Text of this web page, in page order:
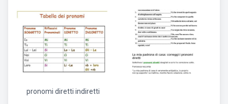
pronomi diretti indiretti